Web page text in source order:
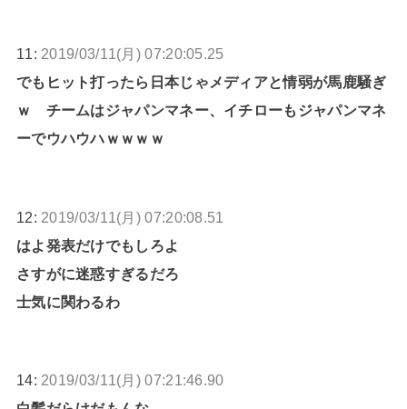
11: 2019/03/11(月) 07:20:05.25
でもヒット打ったら日本じゃメディアと情弱が馬鹿騒ぎ
ｗ チームはジャパンマネー、イチローもジャパンマネ
ーでウハウハｗｗｗｗ
12: 2019/03/11(月) 07:20:08.51
はよ発表だけでもしろよ
さすがに迷惑すぎるだろ
士気に関わるわ
14: 2019/03/11(月) 07:21:46.90